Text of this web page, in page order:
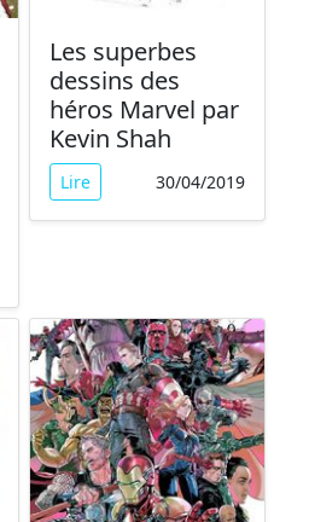
Les superbes
dessins des
héros Marvel par
Kevin Shah
Lire 30/04/2019